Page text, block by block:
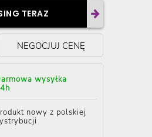
TERAZ
NEGOCJUJ CENĘ
wysyłka
nowy z polskiej